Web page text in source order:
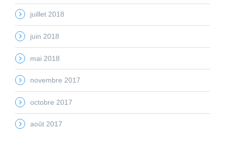
juillet 2018
juin 2018
mai 2018
novembre 2017
octobre 2017
août 2017